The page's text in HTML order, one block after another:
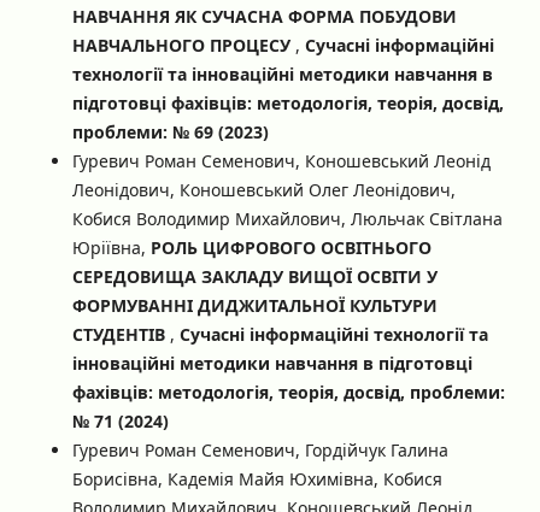
НАВЧАННЯ ЯК СУЧАСНА ФОРМА ПОБУДОВИ
НАВЧАЛЬНОГО ПРОЦЕСУ , Сучасні інформаційні
технології та інноваційні методики навчання в
підготовці фахівців: методологія, теорія, досвід,
проблеми: № 69 (2023)
Гуревич Роман Семенович, Коношевський Леонід
Леонідович, Коношевський Олег Леонідович,
Кобися Володимир Михайлович, Люльчак Світлана
Юріївна, РОЛЬ ЦИФРОВОГО ОСВІТНЬОГО
СЕРЕДОВИЩА ЗАКЛАДУ ВИЩОЇ ОСВІТИ У
ФОРМУВАННІ ДИДЖИТАЛЬНОЇ КУЛЬТУРИ
СТУДЕНТІВ , Сучасні інформаційні технології та
інноваційні методики навчання в підготовці
фахівців: методологія, теорія, досвід, проблеми:
№ 71 (2024)
Гуревич Роман Семенович, Гордійчук Галина
Борисівна, Кадемія Майя Юхимівна, Кобися